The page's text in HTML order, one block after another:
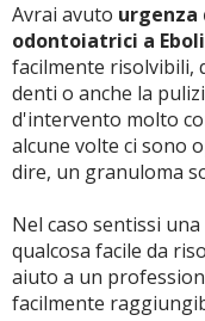
Avrai avuto
odontoiatrici a
facilmente risolvibili,
denti o anche la
d'intervento molto
alcune volte ci sono
dire, un granuloma
Nel caso sentissi
qualcosa facile da
aiuto a un
facilmente